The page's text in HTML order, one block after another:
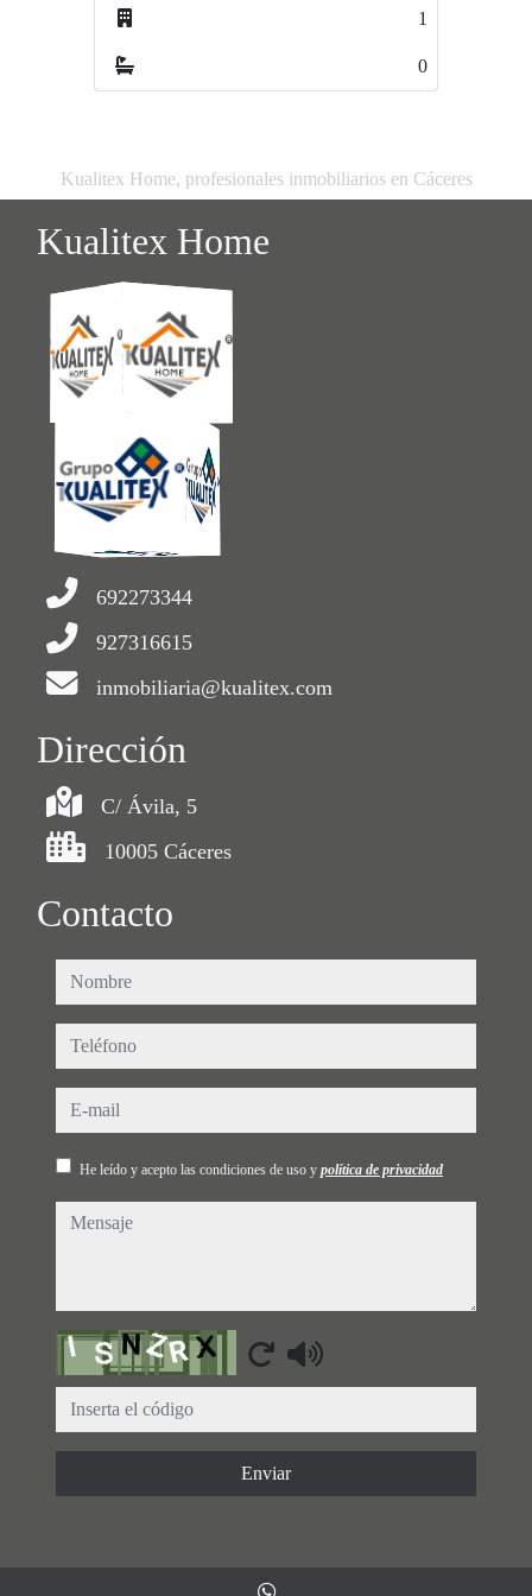
Kualitex Home, profesionales inmobiliarios en Cáceres
Kualitex Home
692273344
927316615
inmobiliaria@kualitex.com
Dirección
C/ Ávila, 5
10005 Cáceres
Contacto
nombre
teléfono
e-mail
He leído y acepto las condiciones de uso y política de privacidad
mensaje
Captcha
Enviar